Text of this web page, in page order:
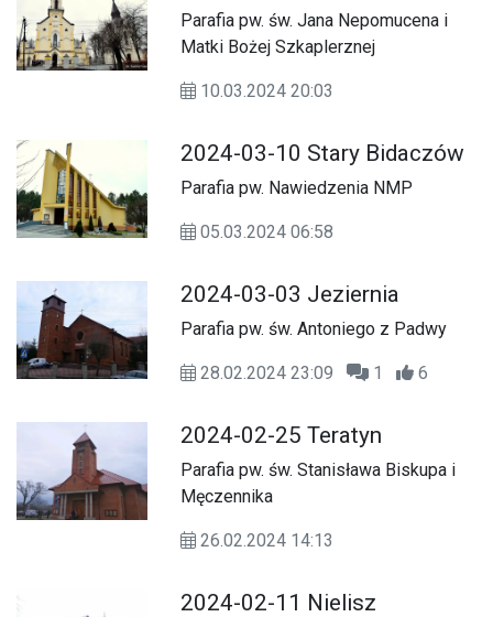
Parafia pw. św. Jana Nepomucena i
Matki Bożej Szkaplerznej
10.03.2024 20:03
2024-03-10 Stary Bidaczów
Parafia pw. Nawiedzenia NMP
05.03.2024 06:58
2024-03-03 Jeziernia
Parafia pw. św. Antoniego z Padwy
28.02.2024 23:09 1 6
2024-02-25 Teratyn
Parafia pw. św. Stanisława Biskupa i
Męczennika
26.02.2024 14:13
2024-02-11 Nielisz